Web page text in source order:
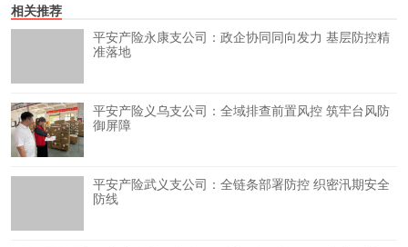
相关推荐
平安产险永康支公司：政企协同同向发力 基层防控精
准落地
平安产险义乌支公司：全域排查前置风控 筑牢台风防
御屏障
平安产险武义支公司：全链条部署防控 织密汛期安全
防线